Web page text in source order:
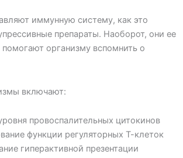
иммунную систему, как это
препараты. Наоборот, они ее
организму вспомнить о
включают:
провоспалительных цитокинов
функции регуляторных Т-клеток
гиперактивной презентации